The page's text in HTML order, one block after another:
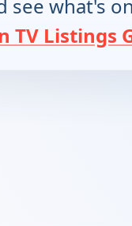
see what's
TV Listings